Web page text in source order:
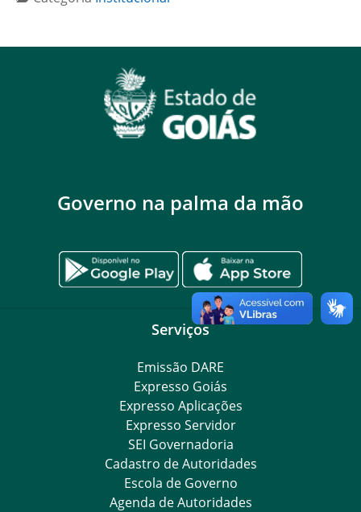
Governo na palma da mão
Serviços
Emissão DARE
Expresso Goiás
Expresso Aplicações
Expresso Servidor
SEI Governadoria
Cadastro de Autoridades
Escola de Governo
Agenda de Autoridades